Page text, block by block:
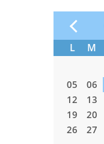
L M
05
06
12
13
19
20
26
27